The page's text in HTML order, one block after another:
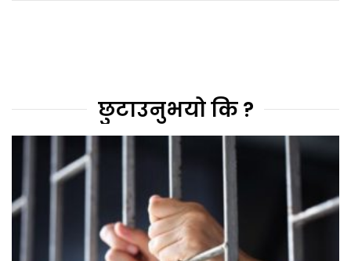
छुटाउनुभयो कि ?